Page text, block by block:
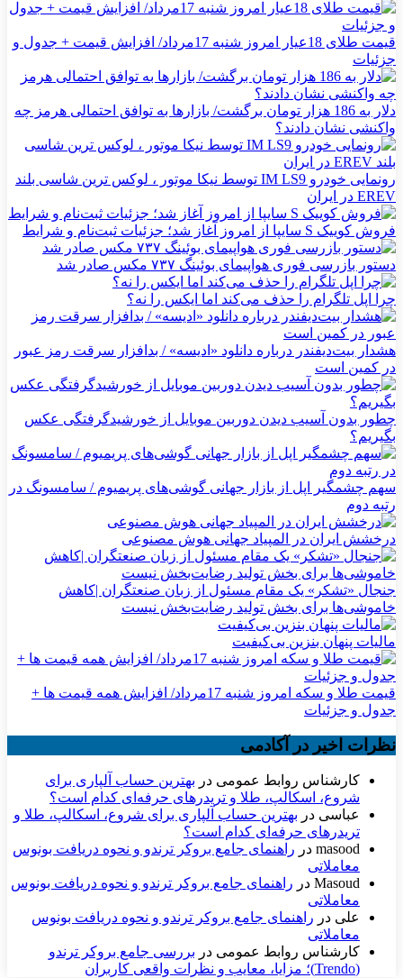
قیمت طلای 18عیار امروز شنبه 17مرداد/ افزایش قیمت + جدول و
جزئیات
دلار به 186 هزار تومان برگشت/ بازارها به توافق احتمالی هرمز چه
واکنشی نشان دادند؟
رونمایی خودرو IM LS9 توسط نیکا موتور ، لوکس ترین شاسی بلند
EREV در ایران
فروش کوییک S سایپا از امروز آغاز شد؛ جزئیات ثبت‌نام و شرایط
دستور بازرسی فوری هواپیمای بوئینگ ۷۳۷ مکس صادر شد
چرا اپل تلگرام را حذف می‌کند اما ایکس را نه؟
هشدار بیت‌دیفندر درباره دانلود «ادیسه» / بدافزار سرقت رمز عبور
در کمین است
چطور بدون آسیب دیدن دوربین موبایل از خورشیدگرفتگی عکس
بگیریم؟
سهم چشمگیر اپل از بازار جهانی گوشی‌های پریمیوم / سامسونگ در
رتبه دوم
درخشش ایران در المپیاد جهانی هوش مصنوعی
جنجال «تشکر» یک مقام مسئول از زبان صنعتگران |کاهش
خاموشی‌ها برای بخش تولید رضایت‌بخش نیست
مالیات پنهان بنزین بی‌کیفیت
قیمت طلا و سکه امروز شنبه 17مرداد/ افزایش همه قیمت ها +
جدول و جزئیات
نظرات اخیر در آکادمی
کارشناس روابط عمومی در بهترین حساب آلپاری برای
شروع، اسکالپ، طلا و تریدرهای حرفه‌ای کدام است؟
عباسی در بهترین حساب آلپاری برای شروع، اسکالپ، طلا و
تریدرهای حرفه‌ای کدام است؟
masood در راهنمای جامع بروکر ترندو و نحوه دریافت بونوس
معاملاتی
Masoud در راهنمای جامع بروکر ترندو و نحوه دریافت بونوس
معاملاتی
علی در راهنمای جامع بروکر ترندو و نحوه دریافت بونوس
معاملاتی
کارشناس روابط عمومی در بررسی جامع بروکر ترندو
(Trendo)؛ مزایا، معایب و نظرات واقعی کاربران